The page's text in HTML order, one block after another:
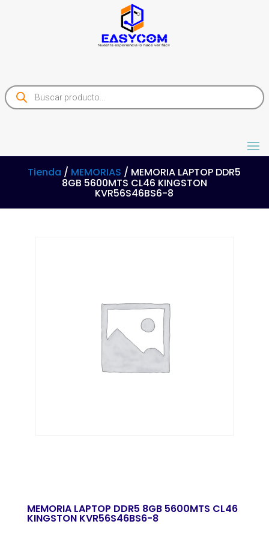
Products
search
Tienda / MEMORIAS / MEMORIA LAPTOP DDR5
8GB 5600MTS CL46 KINGSTON
KVR56S46BS6-8
MEMORIA LAPTOP DDR5 8GB 5600MTS CL46
KINGSTON KVR56S46BS6-8